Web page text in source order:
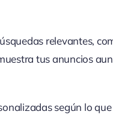
relevantes,
tus anuncios
según lo